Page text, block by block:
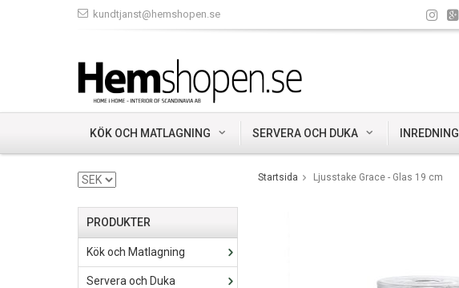
kundtjanst@hemshopen.se
KÖK OCH MATLAGNING SERVERA OCH DUKA INREDNING
PRODUKTER
Kök och Matlagning
Servera och Duka
Startsida Ljusstake Grace - Glas 19 cm